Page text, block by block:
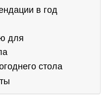
в год
для
стола